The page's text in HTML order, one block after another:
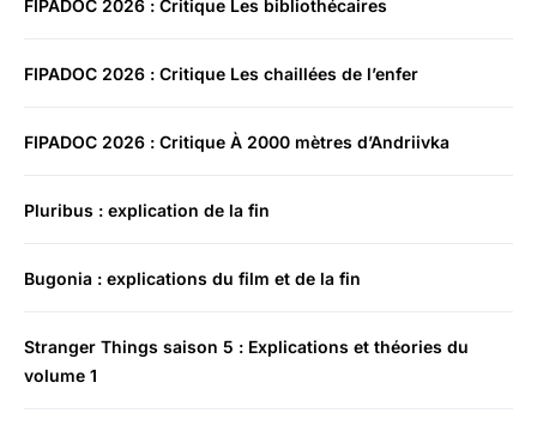
FIPADOC 2026 : Critique Les bibliothécaires
FIPADOC 2026 : Critique Les chaillées de l’enfer
FIPADOC 2026 : Critique À 2000 mètres d’Andriivka
Pluribus : explication de la fin
Bugonia : explications du film et de la fin
Stranger Things saison 5 : Explications et théories du
volume 1